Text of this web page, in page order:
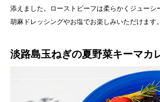
添えました。ローストビーフは柔らかくジューシ
胡麻ドレッシングやお塩でお楽しみいただけます。
淡路島玉ねぎの夏野菜キーマカ